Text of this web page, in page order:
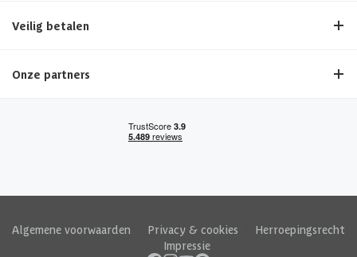
Veilig betalen
Onze partners
Algemene voorwaarden Privacy & cookies
Herroepingsrecht
Impressie